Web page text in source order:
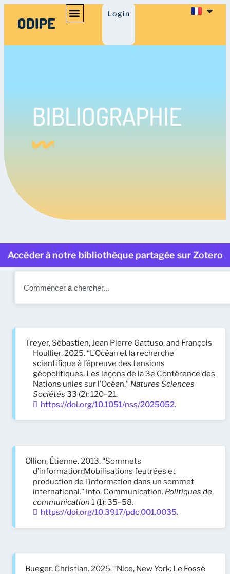
Login
BIBLIOGRAPHIE
Accéder à notre bibliothèque partagée sur Zotero
Treyer, Sébastien, Jean Pierre Gattuso, and François
Houllier. 2025. “L’Océan et la recherche
scientifique à l’épreuve des tensions
géopolitiques. Les leçons de la 3e Conférence des
Nations unies sur l’Océan.” Natures Sciences
Sociétés 33 (2): 120–21.
https://doi.org/10.1051/nss/2025052.
Ollion, Étienne. 2013. “Sommets
d’information:Mobilisations feutrées et
production de l’information dans un sommet
international.” Info, Communication. Politiques de
communication 1 (1): 35–58.
https://doi.org/10.3917/pdc.001.0035.
Bueger, Christian. 2025. “Nice, New York: Le Fossé